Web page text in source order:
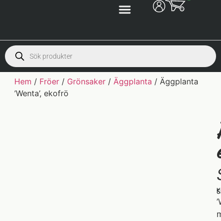
Hem / Fröer / Grönsaker /Äggplanta / Äggplanta
’Wenta’, ekofrö